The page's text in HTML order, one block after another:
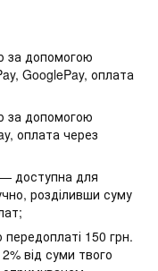
за допомогою
GooglePay, оплата
за допомогою
оплата через
— доступна для
розділивши суму
150 грн.
від суми твого